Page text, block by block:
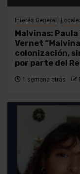
Interés General
Malvinas:
Vernet
colonización,
por parte del
1 semana atrás